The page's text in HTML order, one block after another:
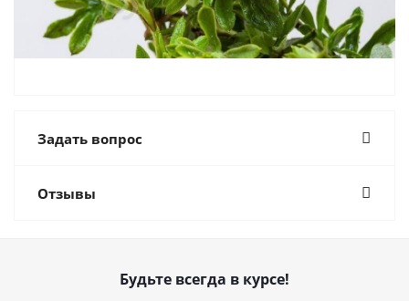
Задать вопрос
Отзывы
Будьте всегда в курсе!